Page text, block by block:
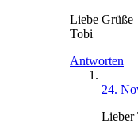
Liebe Grüße
Tobi
Antworten
24.
Lieber